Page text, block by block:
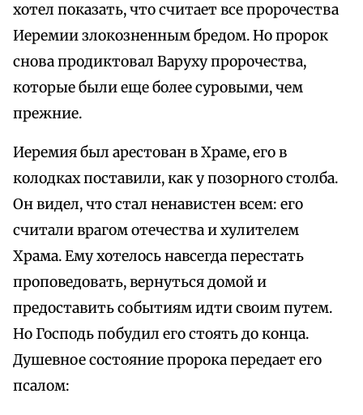
хотел показать, что считает все пророчества
Иеремии злокозненным бредом. Но пророк
снова продиктовал Варуху пророчества,
которые были еще более суровыми, чем
прежние.
Иеремия был арестован в Храме, его в
колодках поставили, как у позорного столба.
Он видел, что стал ненавистен всем: его
считали врагом отечества и хулителем
Храма. Ему хотелось навсегда перестать
проповедовать, вернуться домой и
предоставить событиям идти своим путем.
Но Господь побудил его стоять до конца.
Душевное состояние пророка передает его
псалом: